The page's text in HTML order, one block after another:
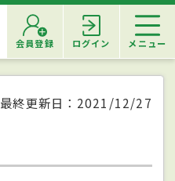
会員登録 ログイン メニュー
最終更新日：2021/12/27